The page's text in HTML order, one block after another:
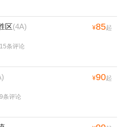
区(4A) ¥85起
条评论
¥90起
条评论